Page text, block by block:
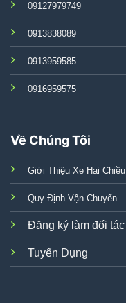
09127979749
0913838089
0913959585
0916959575
Về Chúng Tôi
Giới Thiệu Xe Hai Chiều
Quy Định Vận Chuyển
Đăng ký làm đối tác
Tuyển Dụng